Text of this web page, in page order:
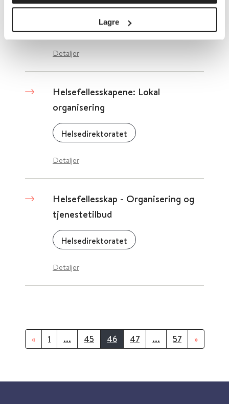
Lagre
2016
Detaljer
Helsefellesskapene: Lokal
organisering
Helsedirektoratet
Detaljer
Helsefellesskap - Organisering og
tjenestetilbud
Helsedirektoratet
Detaljer
« 1 ... 45 46 47 ... 57 »